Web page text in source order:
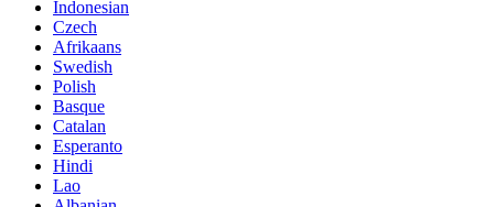
Indonesian
Czech
Afrikaans
Swedish
Polish
Basque
Catalan
Esperanto
Hindi
Lao